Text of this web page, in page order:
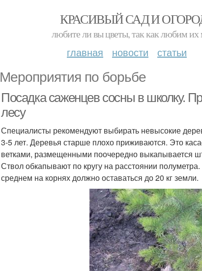
КРАСИВЫЙ САД И
любите ли вы цветы, так как любим
главная новости статьи
Мероприятия по борьбе
Посадка саженцев сосны в школку.
лесу
Специалисты рекомендуют выбирать невысокие
3-5 лет. Деревья старше плохо приживаются. Это
ветками, размещенными поочередно выкапывается
Ствол обкапывают по кругу на расстоянии
среднем на корнях должно оставаться до 20 кг земли.